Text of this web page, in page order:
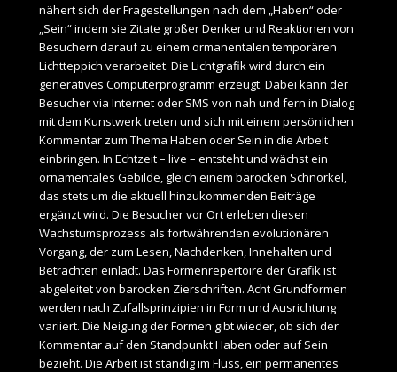
nähert sich der Fragestellungen nach dem „Haben“ oder
„Sein“ indem sie Zitate großer Denker und Reaktionen von
Besuchern darauf zu einem ormanentalen temporären
Lichtteppich verarbeitet. Die Lichtgrafik wird durch ein
generatives Computerprogramm erzeugt. Dabei kann der
Besucher via Internet oder SMS von nah und fern in Dialog
mit dem Kunstwerk treten und sich mit einem persönlichen
Kommentar zum Thema Haben oder Sein in die Arbeit
einbringen. In Echtzeit – live – entsteht und wächst ein
ornamentales Gebilde, gleich einem barocken Schnörkel,
das stets um die aktuell hinzukommenden Beiträge
ergänzt wird. Die Besucher vor Ort erleben diesen
Wachstumsprozess als fortwährenden evolutionären
Vorgang, der zum Lesen, Nachdenken, Innehalten und
Betrachten einlädt. Das Formenrepertoire der Grafik ist
abgeleitet von barocken Zierschriften. Acht Grundformen
werden nach Zufallsprinzipien in Form und Ausrichtung
variiert. Die Neigung der Formen gibt wieder, ob sich der
Kommentar auf den Standpunkt Haben oder auf Sein
bezieht. Die Arbeit ist ständig im Fluss, ein permanentes